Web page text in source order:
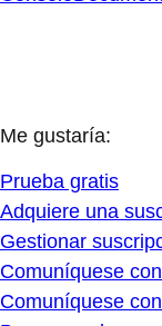
Me gustaría:
Prueba gratis
Adquiere una
Gestionar
Comuníquese
Comuníquese